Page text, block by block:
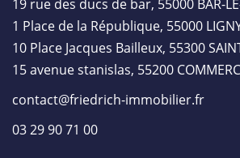
19 rue des ducs de bar, 55000 BAR-
1 Place de la République, 55000
10 Place Jacques Bailleux, 55300
15 avenue stanislas, 55200
contact@friedrich-immobilier.fr
03 29 90 71 00